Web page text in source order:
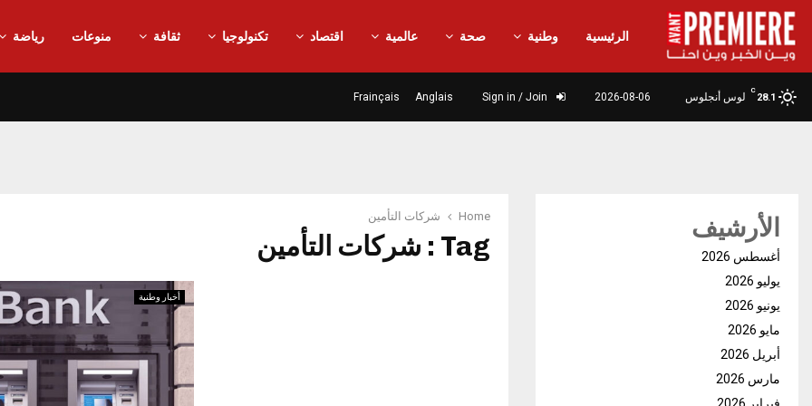
الرئيسية وطنية صحة عالمية اقتصاد تكنولوجيا ثقافة منوعات رياضة
28.1
C
لوس أنجلوس 2026-08-06
Anglais
Frainçais
Home شركات التأمين
Tag : شركات التأمين
أخبار وطنية
الأرشيف
أغسطس 2026
يوليو 2026
يونيو 2026
مايو 2026
أبريل 2026
مارس 2026